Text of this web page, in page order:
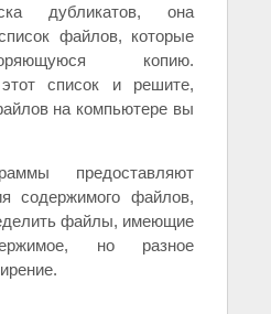
дубликатов, она
файлов, которые
копию.
этот список и решите,
на компьютере вы
предоставляют
содержимого файлов,
файлы, имеющие
но разное